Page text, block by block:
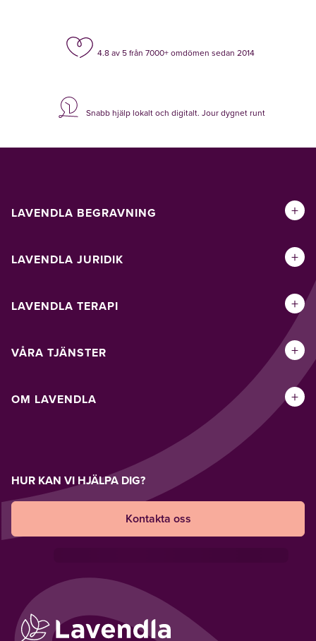
4.8 av 5 från 7000+ omdömen sedan 2014
Snabb hjälp lokalt och digitalt. Jour dygnet runt
LAVENDLA BEGRAVNING +
LAVENDLA JURIDIK +
LAVENDLA TERAPI +
VÅRA TJÄNSTER +
OM LAVENDLA +
HUR KAN VI HJÄLPA DIG?
Kontakta oss